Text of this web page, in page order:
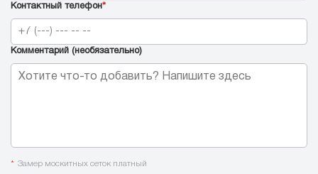
Контактный телефон*
Комментарий (необязательно)
* Замер москитных сеток платный